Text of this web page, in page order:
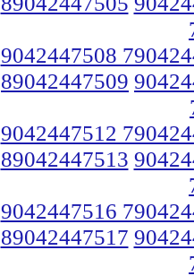
9042447508
89042447509
9042447512
89042447513
9042447516
89042447517